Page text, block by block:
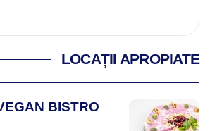
LOCAȚII APROPIATE
BISTRO